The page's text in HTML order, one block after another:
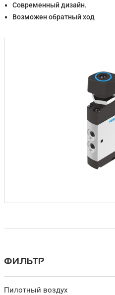
Современный дизайн.
Возможен обратный ход
ФИЛЬТР
Пилотный воздух